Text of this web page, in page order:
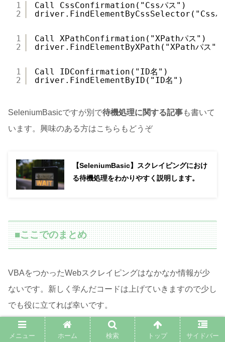
1
2
Call CssConfirmation("Cssパス")
driver.FindElementByCssSelector("Css
1
2
Call XPathConfirmation("XPathパス")
driver.FindElementByXPath("XPathパス")
1
2
Call IDConfirmation("ID名")
driver.FindElementByID("ID名")
SeleniumBasicですが別で待機処理に関する記事も書いて
います。興味のある方はこちらもどうぞ
【SeleniumBasic】スクレイピングにおけ
る待機処理をわかりやすく説明します。
■ここでのまとめ
VBAをつかったWebスクレイピングはなかなか情報が少
ないです。新しく学んだコードは上げていきますので少し
でも役に立てれば幸いです。
VBAを使ったものではありませんが、Seleniumを勉強す
メニュー ホーム 検索 トップ サイドバー